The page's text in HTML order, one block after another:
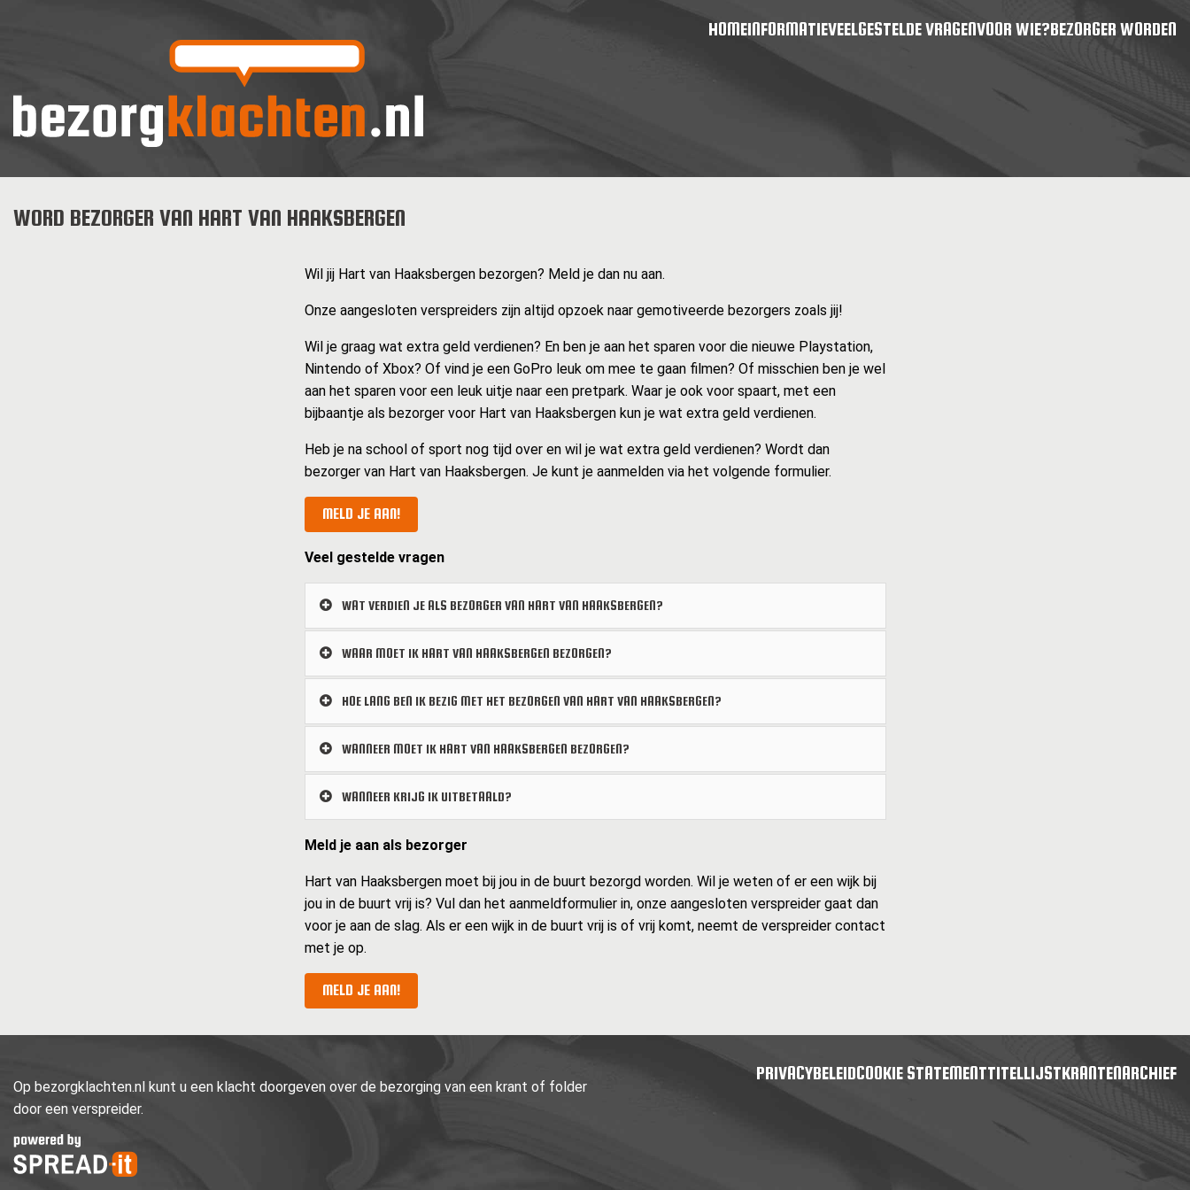
HOMEINFORMATIEVEELGESTELDE VRAGENVOOR WIE?BEZORGER WORDEN
WORD BEZORGER VAN HART VAN HAAKSBERGEN
Wil jij Hart van Haaksbergen bezorgen? Meld je dan nu aan.
Onze aangesloten verspreiders zijn altijd opzoek naar gemotiveerde bezorgers zoals jij!
Wil je graag wat extra geld verdienen? En ben je aan het sparen voor die nieuwe Playstation,
Nintendo of Xbox? Of vind je een GoPro leuk om mee te gaan filmen? Of misschien ben je wel
aan het sparen voor een leuk uitje naar een pretpark. Waar je ook voor spaart, met een
bijbaantje als bezorger voor Hart van Haaksbergen kun je wat extra geld verdienen.
Heb je na school of sport nog tijd over en wil je wat extra geld verdienen? Wordt dan
bezorger van Hart van Haaksbergen. Je kunt je aanmelden via het volgende formulier.
MELD JE AAN!
Veel gestelde vragen
WAT VERDIEN JE ALS BEZORGER VAN HART VAN HAAKSBERGEN?
WAAR MOET IK HART VAN HAAKSBERGEN BEZORGEN?
HOE LANG BEN IK BEZIG MET HET BEZORGEN VAN HART VAN HAAKSBERGEN?
WANNEER MOET IK HART VAN HAAKSBERGEN BEZORGEN?
WANNEER KRIJG IK UITBETAALD?
Meld je aan als bezorger
Hart van Haaksbergen moet bij jou in de buurt bezorgd worden. Wil je weten of er een wijk bij
jou in de buurt vrij is? Vul dan het aanmeldformulier in, onze aangesloten verspreider gaat dan
voor je aan de slag. Als er een wijk in de buurt vrij is of vrij komt, neemt de verspreider contact
met je op.
MELD JE AAN!
Op bezorgklachten.nl kunt u een klacht doorgeven over de bezorging van een krant of folder
door een verspreider.
PRIVACYBELEIDCOOKIE STATEMENTTITELLIJSTKRANTENARCHIEF